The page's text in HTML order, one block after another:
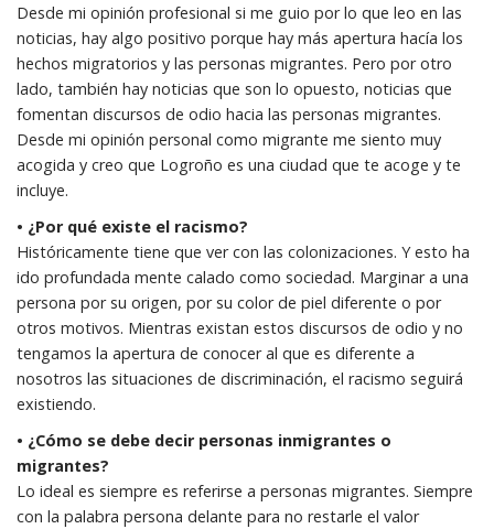
Desde mi opinión profesional si me guio por lo que leo en las
noticias, hay algo positivo porque hay más apertura hacía los
hechos migratorios y las personas migrantes. Pero por otro
lado, también hay noticias que son lo opuesto, noticias que
fomentan discursos de odio hacia las personas migrantes.
Desde mi opinión personal como migrante me siento muy
acogida y creo que Logroño es una ciudad que te acoge y te
incluye.
• ¿Por qué existe el racismo?
Históricamente tiene que ver con las colonizaciones. Y esto ha
ido profundada mente calado como sociedad. Marginar a una
persona por su origen, por su color de piel diferente o por
otros motivos. Mientras existan estos discursos de odio y no
tengamos la apertura de conocer al que es diferente a
nosotros las situaciones de discriminación, el racismo seguirá
existiendo.
• ¿Cómo se debe decir personas inmigrantes o
migrantes?
Lo ideal es siempre es referirse a personas migrantes. Siempre
con la palabra persona delante para no restarle el valor